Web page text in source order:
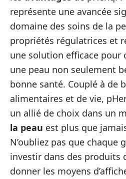
représente une avancée
domaine des soins de la
propriétés régulatrices et
une solution efficace pour
une peau non seulement
bonne santé. Couplé à de
alimentaires et de vie,
un allié de choix dans un
la peau est plus que
N’oubliez pas que chaque
investir dans des produits
donner les moyens